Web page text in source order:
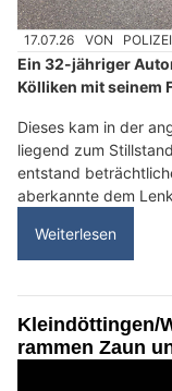
17.07.26 VON
Ein 32-jähriger
Kölliken mit seinem
Dieses kam in der
liegend zum
entstand
aberkannte dem
Weiterlesen
Kleindöttingen/
rammen Zaun